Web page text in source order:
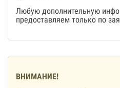
Любую дополнительную
предоставляем только по
ВНИМАНИЕ!